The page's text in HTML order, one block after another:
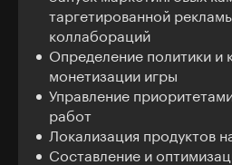
таргетированной
коллабораций
Определение политики и
монетизации игры
Управление
работ
Локализация продуктов
Составление и